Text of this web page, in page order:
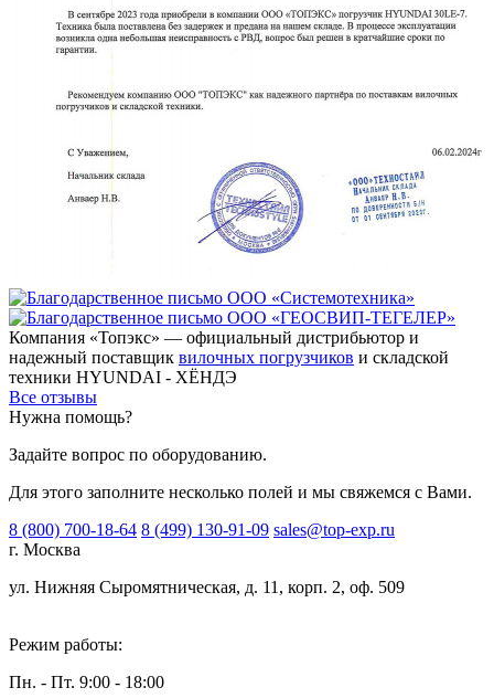
Компания «Топэкс» — официальный дистрибьютор и
надежный поставщик вилочных погрузчиков и складской
техники HYUNDAI - ХЁНДЭ
Все отзывы
Нужна помощь?
Задайте вопрос по оборудованию.
Для этого заполните несколько полей и мы свяжемся с Вами.
8 (800) 700-18-64 8 (499) 130-91-09 sales@top-exp.ru
г. Москва
ул. Нижняя Сыромятническая, д. 11, корп. 2, оф. 509
Режим работы:
Пн. - Пт. 9:00 - 18:00